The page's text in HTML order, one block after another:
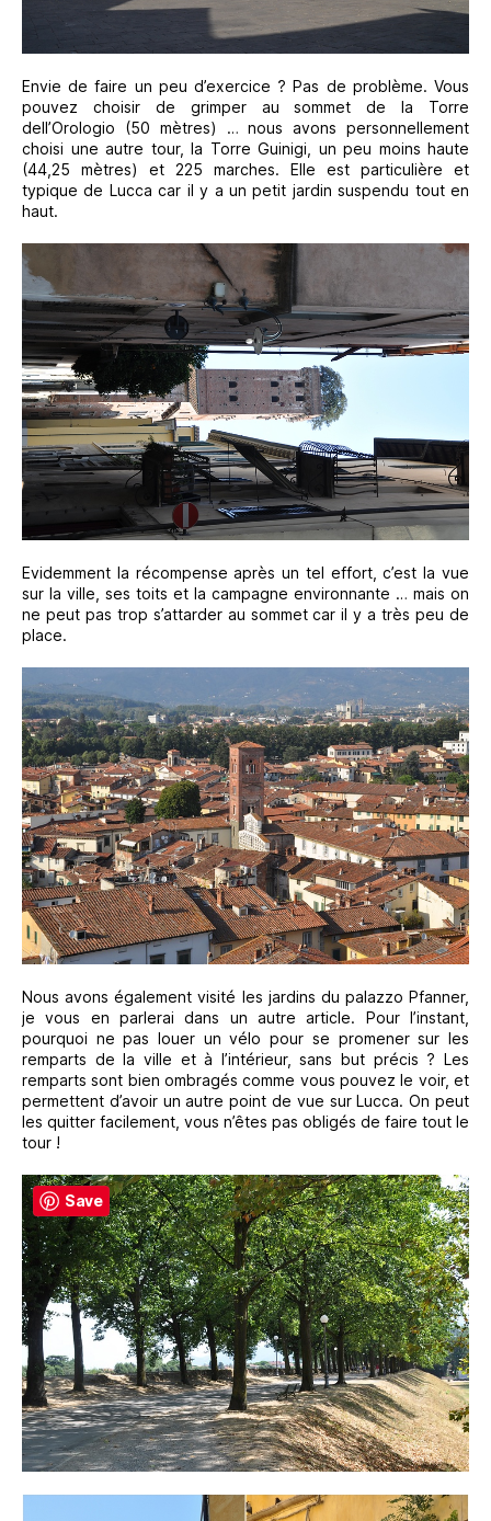
Envie de faire un peu d’exercice ? Pas de problème. Vous
pouvez choisir de grimper au sommet de la Torre
dell’Orologio (50 mètres) … nous avons personnellement
choisi une autre tour, la Torre Guinigi, un peu moins haute
(44,25 mètres) et 225 marches. Elle est particulière et
typique de Lucca car il y a un petit jardin suspendu tout en
haut.
Evidemment la récompense après un tel effort, c’est la vue
sur la ville, ses toits et la campagne environnante … mais on
ne peut pas trop s’attarder au sommet car il y a très peu de
place.
Nous avons également visité les jardins du palazzo Pfanner,
je vous en parlerai dans un autre article. Pour l’instant,
pourquoi ne pas louer un vélo pour se promener sur les
remparts de la ville et à l’intérieur, sans but précis ? Les
remparts sont bien ombragés comme vous pouvez le voir, et
permettent d’avoir un autre point de vue sur Lucca. On peut
les quitter facilement, vous n’êtes pas obligés de faire tout le
tour !
Save